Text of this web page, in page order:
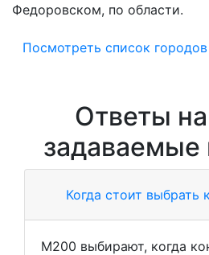
Федоровском, по области.
Посмотреть список городов
Ответы
задаваемые
Когда стоит
М200 выбирают, когда